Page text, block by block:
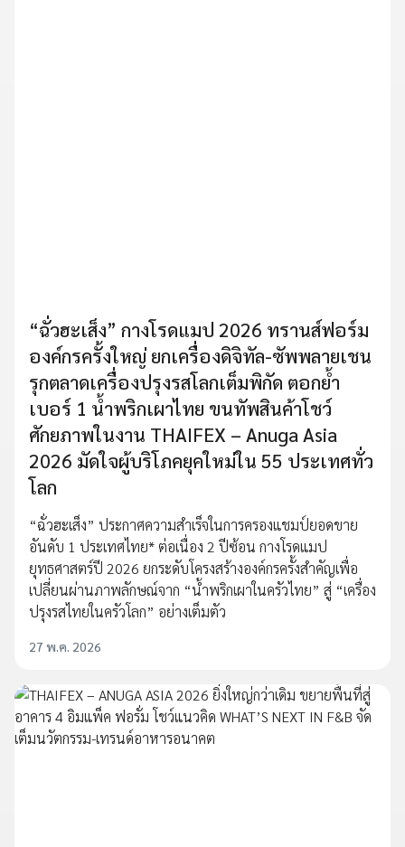
“ฉั่วฮะเส็ง” กางโรดแมป 2026 ทรานส์ฟอร์ม
องค์กรครั้งใหญ่ ยกเครื่องดิจิทัล-ซัพพลายเชน
รุกตลาดเครื่องปรุงรสโลกเต็มพิกัด ตอกย้ำ
เบอร์ 1 น้ำพริกเผาไทย ขนทัพสินค้าโชว์
ศักยภาพในงาน THAIFEX – Anuga Asia
2026 มัดใจผู้บริโภคยุคใหม่ใน 55 ประเทศทั่ว
โลก
“ฉั่วฮะเส็ง” ประกาศความสำเร็จในการครองแชมป์ยอดขาย
อันดับ 1 ประเทศไทย* ต่อเนื่อง 2 ปีซ้อน กางโรดแมป
ยุทธศาสตร์ปี 2026 ยกระดับโครงสร้างองค์กรครั้งสำคัญเพื่อ
เปลี่ยนผ่านภาพลักษณ์จาก “น้ำพริกเผาในครัวไทย” สู่ “เครื่อง
ปรุงรสไทยในครัวโลก” อย่างเต็มตัว
27 พ.ค. 2026